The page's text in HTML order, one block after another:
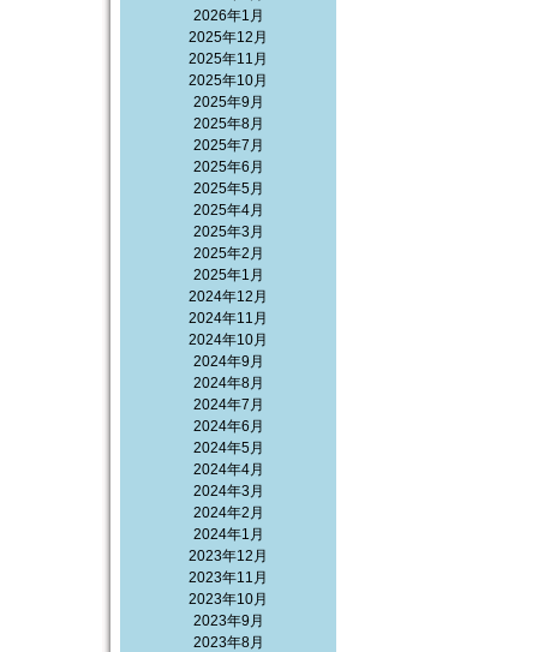
2026年1月
2025年12月
2025年11月
2025年10月
2025年9月
2025年8月
2025年7月
2025年6月
2025年5月
2025年4月
2025年3月
2025年2月
2025年1月
2024年12月
2024年11月
2024年10月
2024年9月
2024年8月
2024年7月
2024年6月
2024年5月
2024年4月
2024年3月
2024年2月
2024年1月
2023年12月
2023年11月
2023年10月
2023年9月
2023年8月